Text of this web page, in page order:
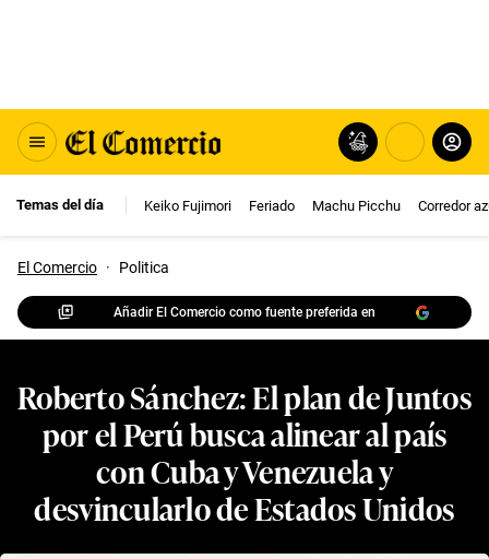
Temas del día Keiko Fujimori Feriado Machu Picchu Corredor
El Comercio · Politica
Añadir El Comercio como fuente preferida en
Roberto Sánchez: El plan de Juntos
por el Perú busca alinear al país
con Cuba y Venezuela y
desvincularlo de Estados Unidos